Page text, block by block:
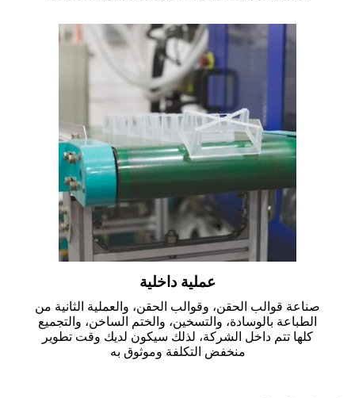
عملية داخلية
صناعة قوالب الحقن، وقوالب الحقن، والعملية الثانية من
الطباعة بالوسادة، والتسخين، والختم الساخن، والتجميع
كلها تتم داخل الشركة، لذلك سيكون لديك وقت تطوير
منخفض التكلفة وموثوق به